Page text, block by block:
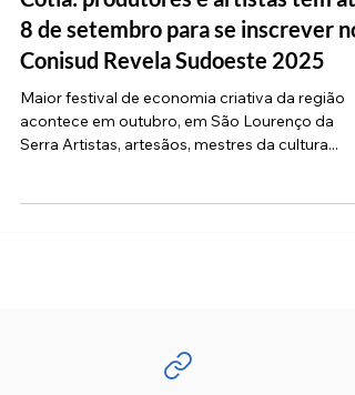
3 de set. de 2025
2 min de leitura
Cotia: produtores e artistas têm até
8 de setembro para se inscrever no
Conisud Revela Sudoeste 2025
Maior festival de economia criativa da região
Serra Artistas, artesãos, mestres da cultura...